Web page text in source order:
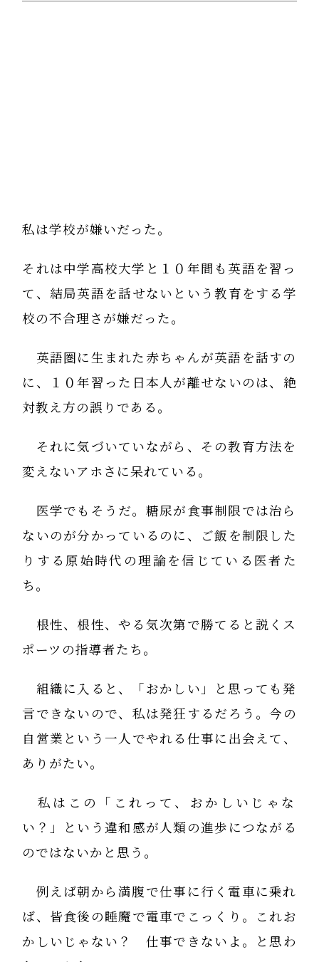
私は学校が嫌いだった。
それは中学高校大学と１０年間も英語を習っ
て、結局英語を話せないという教育をする学
校の不合理さが嫌だった。
英語圏に生まれた赤ちゃんが英語を話すの
に、１０年習った日本人が離せないのは、絶
対教え方の誤りである。
それに気づいていながら、その教育方法を
変えないアホさに呆れている。
医学でもそうだ。糖尿が食事制限では治ら
ないのが分かっているのに、ご飯を制限した
りする原始時代の理論を信じている医者た
ち。
根性、根性、やる気次第で勝てると説くス
ポーツの指導者たち。
組織に入ると、「おかしい」と思っても発
言できないので、私は発狂するだろう。今の
自営業という一人でやれる仕事に出会えて、
ありがたい。
私はこの「これって、おかしいじゃな
い？」という違和感が人類の進歩につながる
のではないかと思う。
例えば朝から満腹で仕事に行く電車に乗れ
ば、皆食後の睡魔で電車でこっくり。これお
かしいじゃない？ 仕事できないよ。と思わ